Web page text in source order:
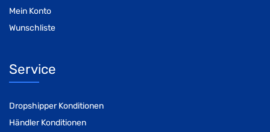
Mein Konto
Wunschliste
Service
Dropshipper Konditionen
Händler Konditionen